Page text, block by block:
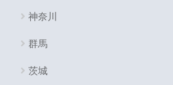
神奈川
群馬
茨城